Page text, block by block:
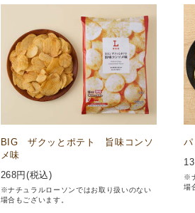
BIG ザクッとポテト 旨味コンソ
メ味
268円(税込)
※ナチュラルローソンではお取り扱いのない
場合もございます。
※
場